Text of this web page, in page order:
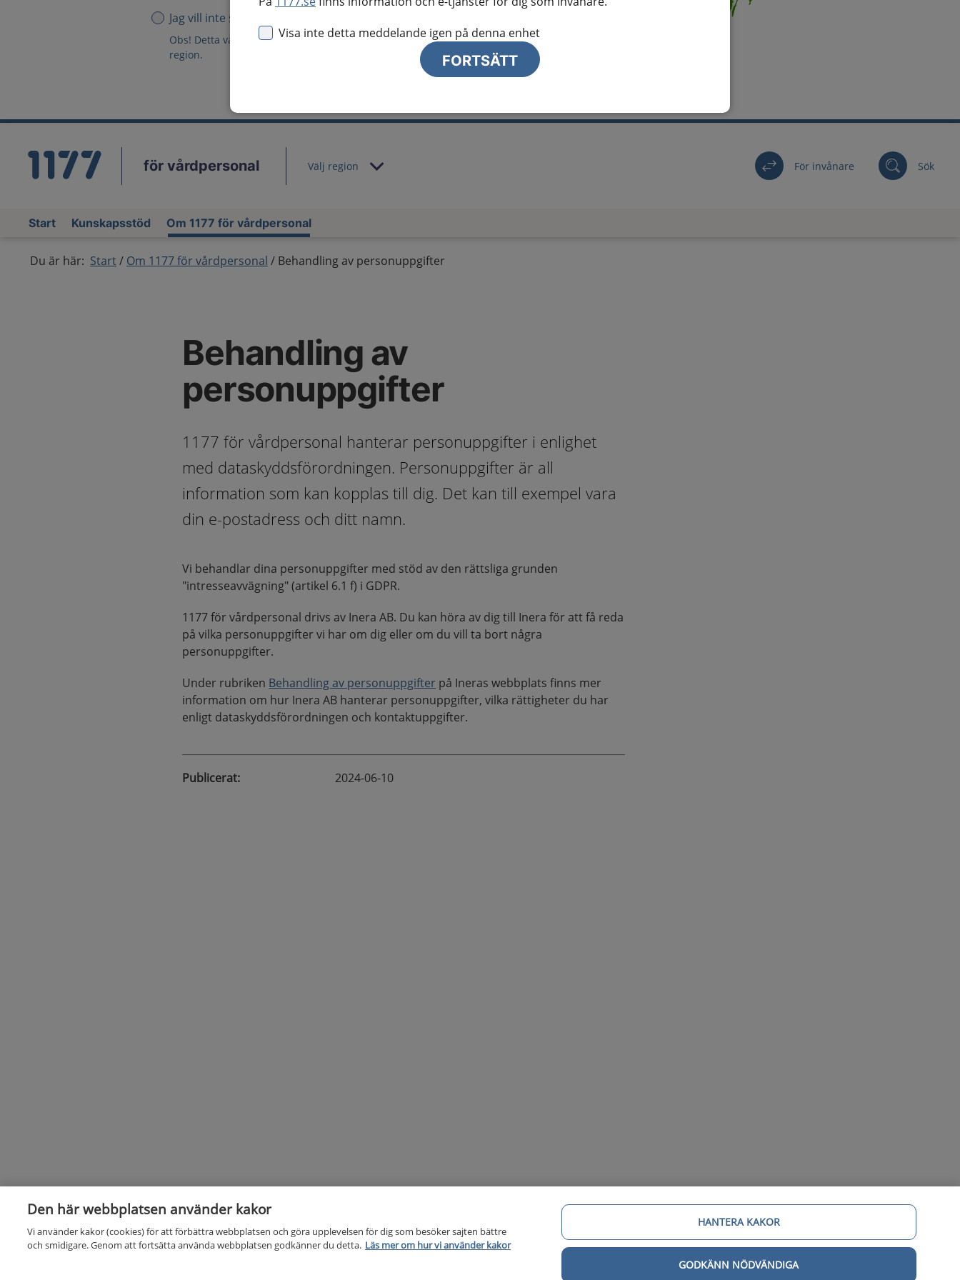
Visa inte detta meddelande igen på denna enhet
FORTSÄTT
Jag vill inte se någon regional information
Obs! Detta val innebär att du inte ser regionalt innehåll och viktig information som gäller just din
region.
för vårdpersonal Välj region För invånare Sök
Start Kunskapsstöd Om 1177 för vårdpersonal
Du är här: Start Om 1177 för vårdpersonal Behandling av personuppgifter
Behandling av
personuppgifter
1177 för vårdpersonal hanterar personuppgifter i enlighet
med dataskyddsförordningen. Personuppgifter är all
information som kan kopplas till dig. Det kan till exempel vara
din e-postadress och ditt namn.
Vi behandlar dina personuppgifter med stöd av den rättsliga grunden
"intresseavvägning" (artikel 6.1 f) i GDPR.
1177 för vårdpersonal drivs av Inera AB. Du kan höra av dig till Inera för att få reda
på vilka personuppgifter vi har om dig eller om du vill ta bort några
personuppgifter.
Under rubriken Behandling av personuppgifter på Ineras webbplats finns mer
information om hur Inera AB hanterar personuppgifter, vilka rättigheter du har
enligt dataskyddsförordningen och kontaktuppgifter.
Publicerat: 2024-06-10
Den här webbplatsen använder kakor
Vi använder kakor (cookies) för att förbättra webbplatsen och göra upplevelsen för dig som besöker sajten bättre
och smidigare. Genom att fortsätta använda webbplatsen godkänner du detta. Läs mer om hur vi använder kakor
HANTERA KAKOR
GODKÄNN NÖDVÄNDIGA